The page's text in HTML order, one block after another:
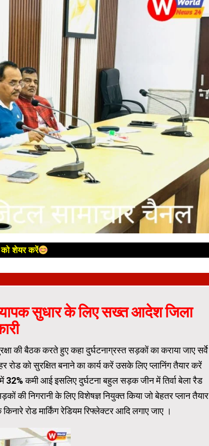
शेयर करें
सुधार के लिए सख्त आदेश जिला
की बैठक करते हुए कहा दुर्घटनाग्रस्त सड़कों का कराया जाए सर्वे
को सुरक्षित बनाने का कार्य करें उसके लिए प्लानिंग तैयार करें
32% कमी आई इसलिए दुर्घटना बहुल सड़क जीन में तिर्वा बेला रैड
निगरानी के लिए विशेषज्ञ नियुक्त किया जो बेहतर प्लान तैयार
रोड मार्किंग रेडियम रिफ्लेक्टर आदि लगाए जाए ।